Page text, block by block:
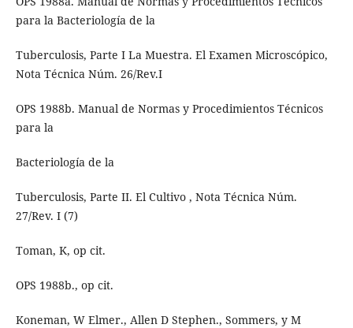
para la Bacteriología de la
Tuberculosis, Parte I La Muestra. El Examen Microscópico,
Nota Técnica Núm. 26/Rev.I
OPS 1988b. Manual de Normas y Procedimientos Técnicos
para la
Bacteriología de la
Tuberculosis, Parte II. El Cultivo , Nota Técnica Núm.
27/Rev. I (7)
Toman, K, op cit.
OPS 1988b., op cit.
Koneman, W Elmer., Allen D Stephen., Sommers, y M